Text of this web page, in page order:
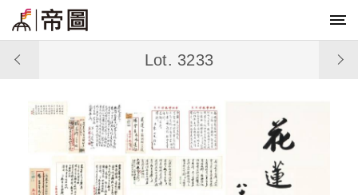
Lot. 3233